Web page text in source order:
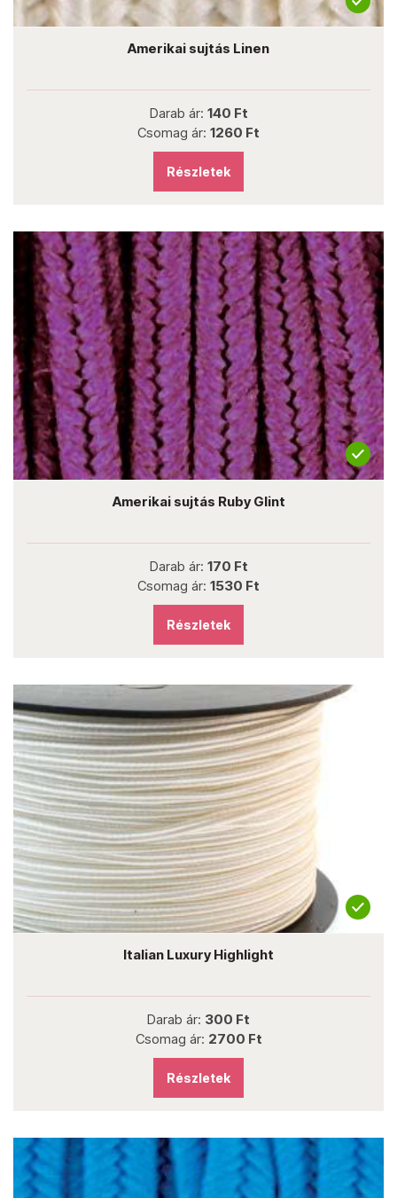
Amerikai sujtás Linen
Darab ár: 140 Ft
Csomag ár: 1260 Ft
Részletek
Amerikai sujtás Ruby Glint
Darab ár: 170 Ft
Csomag ár: 1530 Ft
Részletek
Italian Luxury Highlight
Darab ár: 300 Ft
Csomag ár: 2700 Ft
Részletek